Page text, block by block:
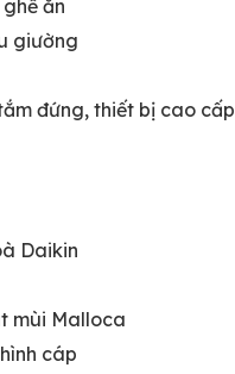
ăn
giường
đứng, thiết bị cao cấp
Daikin
mùi Malloca
cáp